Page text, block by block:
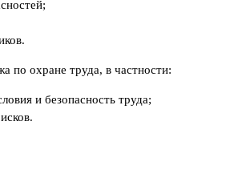
по охране труда, в частности:
и безопасность труда;